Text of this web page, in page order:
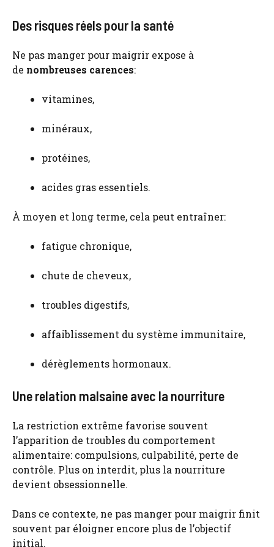
Des risques réels pour la santé
Ne pas manger pour maigrir expose à
de nombreuses carences:
vitamines,
minéraux,
protéines,
acides gras essentiels.
À moyen et long terme, cela peut entraîner:
fatigue chronique,
chute de cheveux,
troubles digestifs,
affaiblissement du système immunitaire,
dérèglements hormonaux.
Une relation malsaine avec la nourriture
La restriction extrême favorise souvent
l’apparition de troubles du comportement
alimentaire: compulsions, culpabilité, perte de
contrôle. Plus on interdit, plus la nourriture
devient obsessionnelle.
Dans ce contexte, ne pas manger pour maigrir finit
souvent par éloigner encore plus de l’objectif
initial.